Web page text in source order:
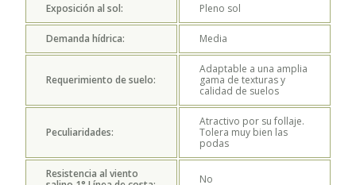
Exposición al sol: Pleno sol
Demanda hídrica: Media
Requerimiento de suelo:
Adaptable a una amplia
gama de texturas y
calidad de suelos
Peculiaridades:
Atractivo por su follaje.
Tolera muy bien las
podas
Resistencia al viento
No